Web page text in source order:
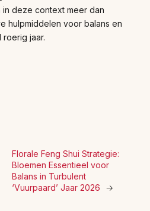
in deze context meer dan
hulpmiddelen voor balans en
jaar.
Florale Feng Shui Strategie:
Bloemen Essentieel voor
Balans in Turbulent
‘Vuurpaard’ Jaar 2026
→